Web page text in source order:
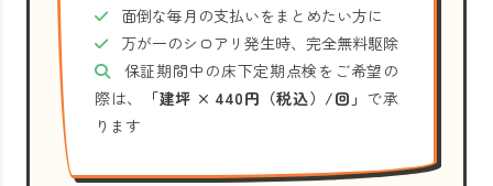
面倒な毎月の支払いをまとめたい方に
万が一のシロアリ発生時、完全無料駆除
保証期間中の床下定期点検をご希望の
際は、
「建坪 × 440円（税込）/回」 で承
ります